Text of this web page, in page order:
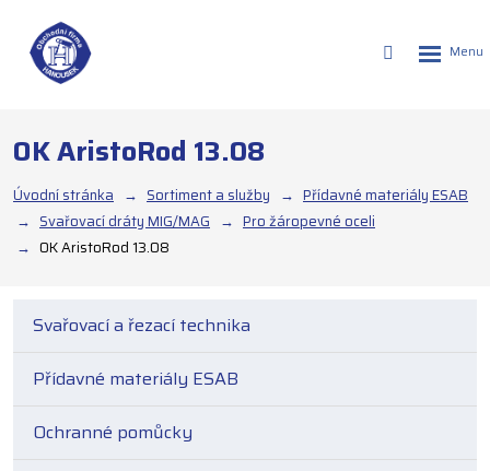
OK AristoRod 13.08
Úvodní stránka Sortiment a služby
Přídavné materiály ESAB
Svařovací dráty MIG/MAG
Pro žáropevné oceli
OK AristoRod 13.08
Svařovací a řezací technika
Přídavné materiály ESAB
Ochranné pomůcky